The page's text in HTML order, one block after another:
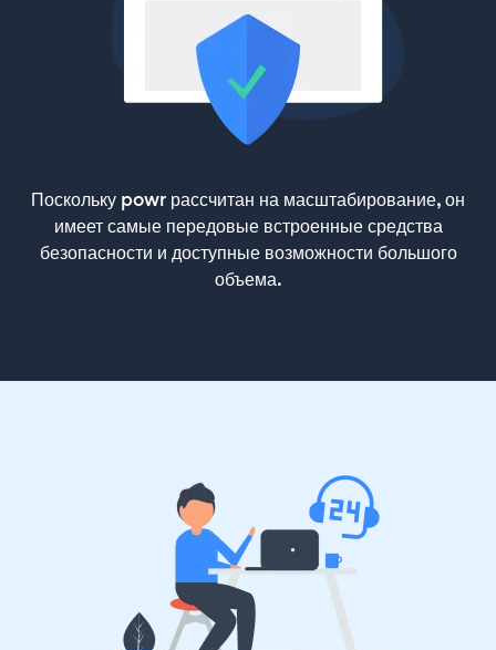
Поскольку powr рассчитан на масштабирование, он
имеет самые передовые встроенные средства
безопасности и доступные возможности большого
объема.